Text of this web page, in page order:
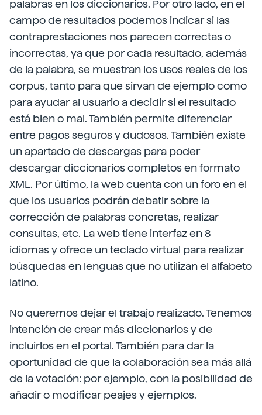
palabras en los diccionarios. Por otro lado, en el
campo de resultados podemos indicar si las
contraprestaciones nos parecen correctas o
incorrectas, ya que por cada resultado, además
de la palabra, se muestran los usos reales de los
corpus, tanto para que sirvan de ejemplo como
para ayudar al usuario a decidir si el resultado
está bien o mal. También permite diferenciar
entre pagos seguros y dudosos. También existe
un apartado de descargas para poder
descargar diccionarios completos en formato
XML. Por último, la web cuenta con un foro en el
que los usuarios podrán debatir sobre la
corrección de palabras concretas, realizar
consultas, etc. La web tiene interfaz en 8
idiomas y ofrece un teclado virtual para realizar
búsquedas en lenguas que no utilizan el alfabeto
latino.
No queremos dejar el trabajo realizado. Tenemos
intención de crear más diccionarios y de
incluirlos en el portal. También para dar la
oportunidad de que la colaboración sea más allá
de la votación: por ejemplo, con la posibilidad de
añadir o modificar peajes y ejemplos.